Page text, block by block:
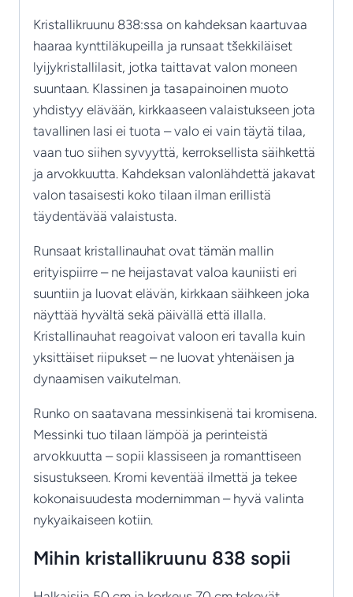
Kristallikruunu 838:ssa on kahdeksan kaartuvaa
haaraa kynttiläkupeilla ja runsaat tšekkiläiset
lyijykristallilasit, jotka taittavat valon moneen
suuntaan. Klassinen ja tasapainoinen muoto
yhdistyy elävään, kirkkaaseen valaistukseen jota
tavallinen lasi ei tuota – valo ei vain täytä tilaa,
vaan tuo siihen syvyyttä, kerroksellista säihkettä
ja arvokkuutta. Kahdeksan valonlähdettä jakavat
valon tasaisesti koko tilaan ilman erillistä
täydentävää valaistusta.
Runsaat kristallinauhat ovat tämän mallin
erityispiirre – ne heijastavat valoa kauniisti eri
suuntiin ja luovat elävän, kirkkaan säihkeen joka
näyttää hyvältä sekä päivällä että illalla.
Kristallinauhat reagoivat valoon eri tavalla kuin
yksittäiset riipukset – ne luovat yhtenäisen ja
dynaamisen vaikutelman.
Runko on saatavana messinkisenä tai kromisena.
Messinki tuo tilaan lämpöä ja perinteistä
arvokkuutta – sopii klassiseen ja romanttiseen
sisustukseen. Kromi keventää ilmettä ja tekee
kokonaisuudesta modernimman – hyvä valinta
nykyaikaiseen kotiin.
Mihin kristallikruunu 838 sopii